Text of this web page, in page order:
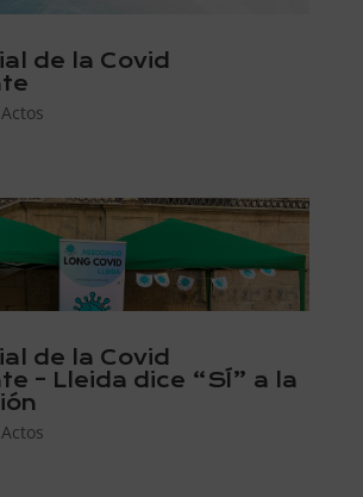
de la Covid
Actos
de la Covid
– ​​Lleida dice “SÍ” a la
Actos